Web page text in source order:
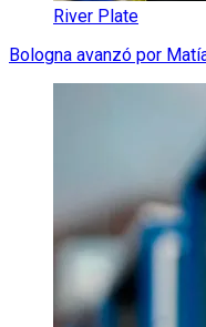
River Plate
Bologna avanzó por